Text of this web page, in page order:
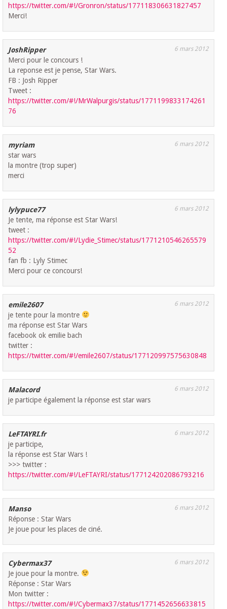
https://twitter.com/#!/Gronron/status/177118306631827457
Merci!
JoshRipper 6 mars 2012
Merci pour le concours !
La reponse est je pense, Star Wars.
FB : Josh Ripper
Tweet :
https://twitter.com/#!/MrWalpurgis/status/1771199833174261
76
myriam 6 mars 2012
star wars
la montre (trop super)
merci
lylypuce77 6 mars 2012
Je tente, ma réponse est Star Wars!
tweet :
https://twitter.com/#!/Lydie_Stimec/status/1771210546265579
52
fan fb : Lyly Stimec
Merci pour ce concours!
emile2607 6 mars 2012
je tente pour la montre
ma réponse est Star Wars
facebook ok emilie bach
twitter :
https://twitter.com/#!/emile2607/status/177120997575630848
Malacord 6 mars 2012
je participe également la réponse est star wars
LeFTAYRI.fr 6 mars 2012
je participe,
la réponse est Star Wars !
>>> twitter :
https://twitter.com/#!/LeFTAYRI/status/177124202086793216
Manso 6 mars 2012
Réponse : Star Wars
Je joue pour les places de ciné.
Cybermax37 6 mars 2012
Je joue pour la montre.
Réponse : Star Wars
Mon twitter :
https://twitter.com/#!/Cybermax37/status/1771452656633815